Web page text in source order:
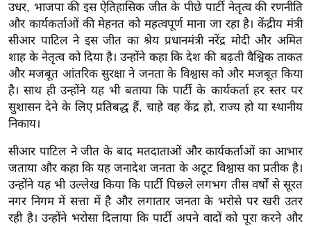
ब्री
फ
म
नो
रं
ज
न
ज
ग
त
बॉ
ली
उधर, भाजपा की इस ऐतिहासिक जीत के पीछे पार्टी नेतृत्व की रणनीति
और कार्यकर्ताओं की मेहनत को महत्वपूर्ण माना जा रहा है। केंद्रीय मंत्री
सीआर पाटिल ने इस जीत का श्रेय प्रधानमंत्री नरेंद्र मोदी और अमित
शाह के नेतृत्व को दिया है। उन्होंने कहा कि देश की बढ़ती वैश्विक ताकत
और मजबूत आंतरिक सुरक्षा ने जनता के विश्वास को और मजबूत किया
है। साथ ही उन्होंने यह भी बताया कि पार्टी के कार्यकर्ता हर स्तर पर
सुशासन देने के लिए प्रतिबद्ध हैं, चाहे वह केंद्र हो, राज्य हो या स्थानीय
निकाय।
सीआर पाटिल ने जीत के बाद मतदाताओं और कार्यकर्ताओं का आभार
जताया और कहा कि यह जनादेश जनता के अटूट विश्वास का प्रतीक है।
उन्होंने यह भी उल्लेख किया कि पार्टी पिछले लगभग तीस वर्षों से सूरत
नगर निगम में सत्ता में है और लगातार जनता के भरोसे पर खरी उतर
रही है। उन्होंने भरोसा दिलाया कि पार्टी अपने वादों को पूरा करने और